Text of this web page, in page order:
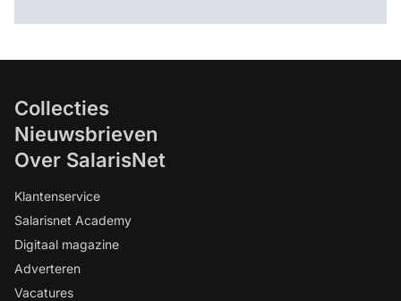
Collecties
Nieuwsbrieven
Over SalarisNet
Klantenservice
Salarisnet Academy
Digitaal magazine
Adverteren
Vacatures